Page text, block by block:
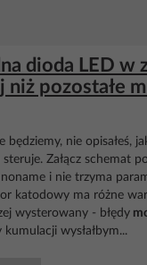
dioda LED w
niż pozostałe
nie opisałeś,
Załącz schemat
i nie trzyma
katodowy ma różne
wysterowany - błędy
kumulacji wysłałbym...